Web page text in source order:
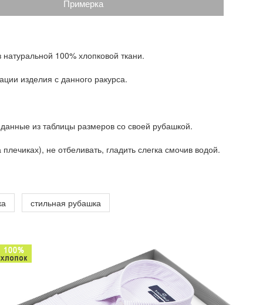
Примерка
100% хлопковой ткани.
изделия с данного ракурса.
из таблицы размеров со своей рубашкой.
не отбеливать, гладить слегка смочив водой.
стильная рубашка